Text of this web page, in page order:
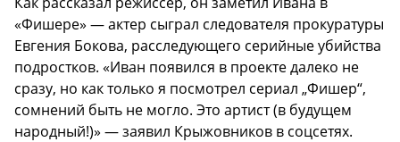
«Фишере» — актер сыграл следователя прокуратуры
Евгения Бокова, расследующего серийные убийства
подростков. «Иван появился в проекте далеко не
сразу, но как только я посмотрел сериал „Фишер“,
сомнений быть не могло. Это артист (в будущем
народный!)» — заявил Крыжовников в соцсетях.